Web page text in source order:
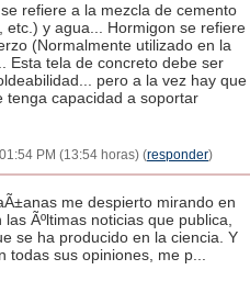
refiere a la mezcla de cemento
y agua... Hormigon se refiere
(Normalmente utilizado en la
Esta tela de concreto debe ser
pero a la vez hay que
tenga capacidad a soportar
PM (13:54 horas) (responder)
me despierto mirando en
Ãºltimas noticias que publica,
se ha producido en la ciencia. Y
sus opiniones, me p...